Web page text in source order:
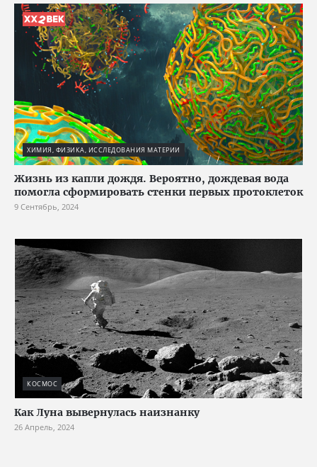
ХИМИЯ, ФИЗИКА, ИССЛЕДОВАНИЯ МАТЕРИИ
Жизнь из капли дождя. Вероятно, дождевая вода
помогла сформировать стенки первых протоклеток
9 Сентябрь, 2024
КОСМОС
Как Луна вывернулась наизнанку
26 Апрель, 2024